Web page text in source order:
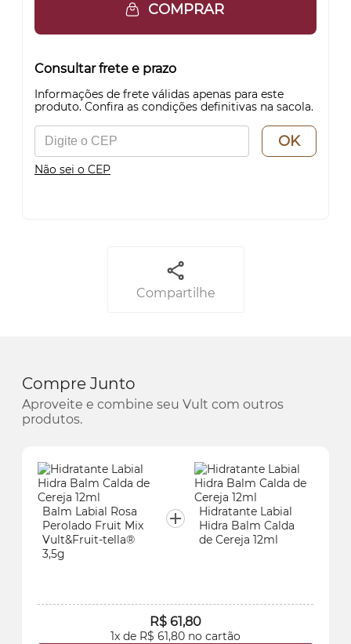
COMPRAR
Consultar frete e prazo
Informações de frete válidas apenas para este
produto. Confira as condições definitivas na sacola.
OK
Não sei o CEP
Compartilhe
Compre Junto
Aproveite e combine seu Vult com outros
produtos.
Balm Labial Rosa
Perolado Fruit Mix
Vult&Fruit-tella®
3,5g
Hidratante Labial
Hidra Balm Calda
de Cereja 12ml
R$ 61,80
1x de R$ 61,80 no cartão